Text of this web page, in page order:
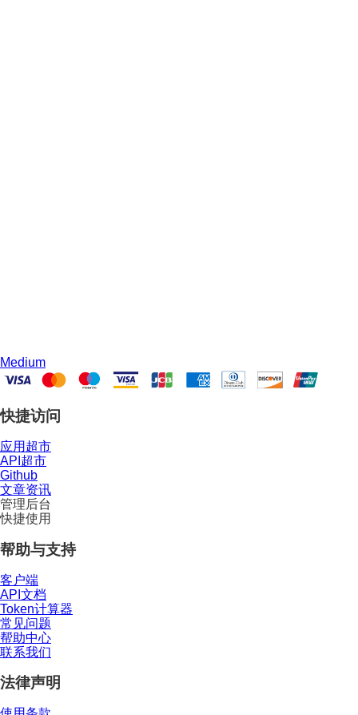
Medium
快捷访问
应用超市
API超市
Github
文章资讯
管理后台
快捷使用
帮助与支持
客户端
API文档
Token计算器
常见问题
帮助中心
联系我们
法律声明